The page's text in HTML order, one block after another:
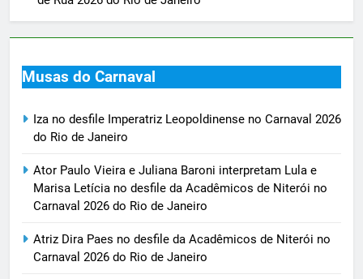
Musas do Carnaval
Iza no desfile Imperatriz Leopoldinense no Carnaval 2026
do Rio de Janeiro
Ator Paulo Vieira e Juliana Baroni interpretam Lula e
Marisa Letícia no desfile da Acadêmicos de Niterói no
Carnaval 2026 do Rio de Janeiro
Atriz Dira Paes no desfile da Acadêmicos de Niterói no
Carnaval 2026 do Rio de Janeiro